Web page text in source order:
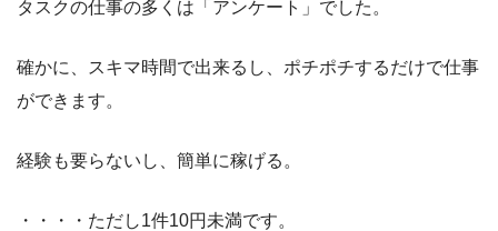
タスクの仕事の多くは「アンケート」でした。
確かに、スキマ時間で出来るし、ポチポチするだけで仕事
ができます。
経験も要らないし、簡単に稼げる。
・・・・ただし1件10円未満です。